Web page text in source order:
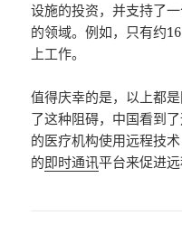
设施的投资，并支持了
的领域。例如，只有约
上工作。
值得庆幸的是，以上都
了这种阻碍，中国看到
的医疗机构使用远程技
的即时通讯平台来促进远